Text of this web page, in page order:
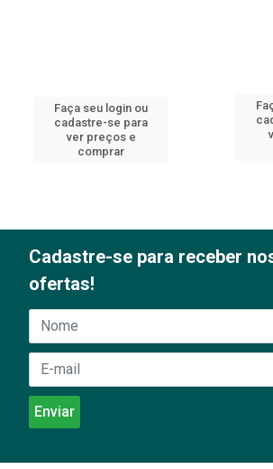
Faça seu login ou
cadastre-se para
ver preços e
comprar
Cadastre-se para receber
ofertas!